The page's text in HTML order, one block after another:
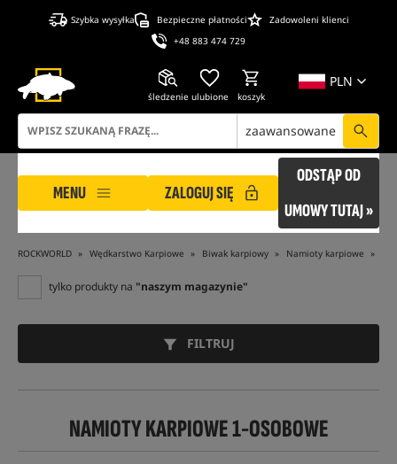
Szybka wysyłka Bezpieczne płatności
Zadowoleni klienci
+48 883 474 729
PLN
śledzenie ulubione koszyk
zaawansowane
MENU ZALOGUJ SIĘ
ODSTĄP OD
UMOWY TUTAJ »
ROCKWORLD Wędkarstwo Karpiowe Biwak karpiowy Namioty karpiowe
tylko produkty na "naszym magazynie"
FILTRUJ
NAMIOTY KARPIOWE 1-OSOBOWE